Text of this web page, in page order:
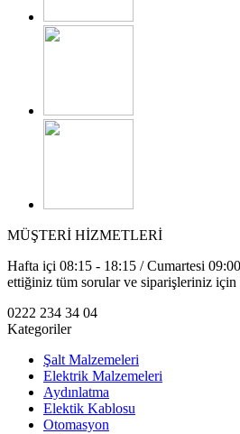
MÜŞTERİ HİZMETLERİ
Hafta içi 08:15 - 18:15 / Cumartesi
ettiğiniz tüm sorular ve siparişleriniz için
0222 234 34 04
Kategoriler
Şalt Malzemeleri
Elektrik Malzemeleri
Aydınlatma
Elektik Kablosu
Otomasyon